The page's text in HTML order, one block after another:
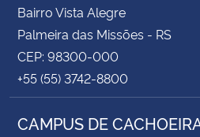
Bairro Vista Alegre
Palmeira das Missões - RS
CEP: 98300-000
+55 (55) 3742-8800
CAMPUS DE